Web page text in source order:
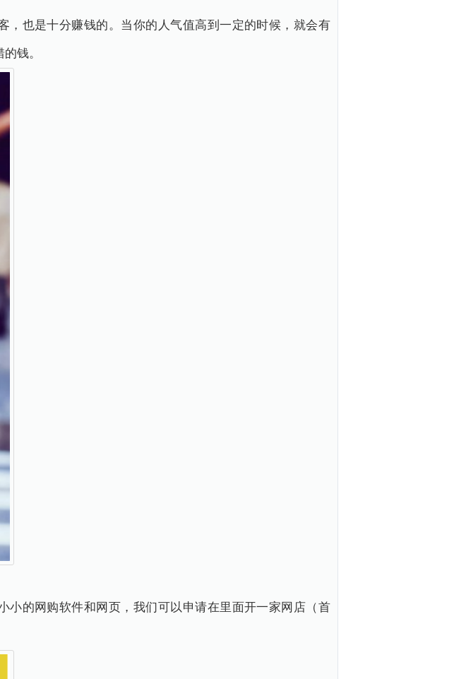
也是十分赚钱的。当你的人气值高到一定的时候，就会有
钱。
的网购软件和网页，我们可以申请在里面开一家网店（首